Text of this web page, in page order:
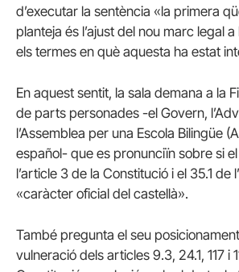
d’executar la sentència «la primera
planteja és l’ajust del nou marc legal
els termes en què aquesta ha estat
En aquest sentit, la sala demana a la
de parts personades -el Govern,
l’Assemblea per una Escola Bilingüe
español- que es pronunciïn sobre si
l’article 3 de la Constitució i el 35.1 de
«caràcter oficial del castellà».
També pregunta el seu
vulneració dels articles 9.3, 24.1, 117 i